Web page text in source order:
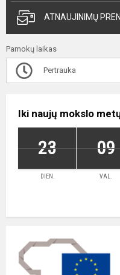
ATNAUJINIMŲ
Pamokų laikas
Pertrauka
Iki naujų mokslo
23 09
DIEN. VAL.